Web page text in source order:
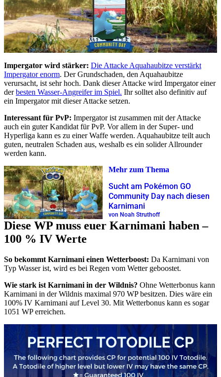
Impergator wird stärker: Die Attacke Aquahaubitze verstärkt
Impergator enorm. Der Grundschaden, den Aquahaubitze
verursacht, ist sehr hoch. Dank dieser Attacke wird Impergator einer
derbesten Wasser-Angreifer im Spiel. Ihr solltet also definitiv auf
ein Impergator mit dieser Attacke setzen.
Interessant für PvP: Impergator ist zusammen mit der Attacke
auch ein guter Kandidat für PvP. Vor allem in der Super- und
Hyperliga kann es zu einer Waffe werden. Aquahaubitze teilt auch
guten, neutralen Schaden aus, weshalb es ein solider Allrounder
werden kann.
Mehr zum Thema
Sucht am Pokémon GO
Community Day nach diesen
Karnimani
von Noah Struthoff
Diese WP muss euer Karnimani haben –
100 % IV Werte
So bekommt Karnimani einen Wetterboost: Da Karnimani von
Typ Wasser ist, wird es bei Regen vom Wetter geboostet.
Wie stark ist Karnimani in der Wildnis? Ohne Wetterbonus kann
Karnimani in der Wildnis maximal 970 WP besitzen. Dies wäre ein
100% IV Karnimani auf Level 30. Mit Wetterbonus kann es sogar
1051 WP erreichen.